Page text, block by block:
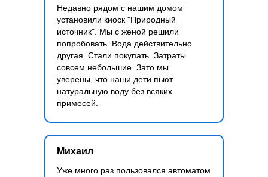
Недавно рядом с нашим домом
установили киоск "Природный
источник". Мы с женой решили
попробовать. Вода действительно
другая. Стали покупать. Затраты
совсем небольшие. Зато мы
уверены, что наши дети пьют
натуральную воду без всяких
примесей.
Уже много раз пользовался автоматом
Михаил